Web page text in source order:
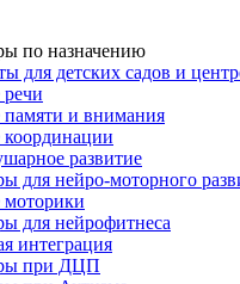
по назначению
для детских садов и
речи
памяти и внимания
координации
развитие
для нейро-моторного
моторики
для нейрофитнеса
интеграция
при ДЦП